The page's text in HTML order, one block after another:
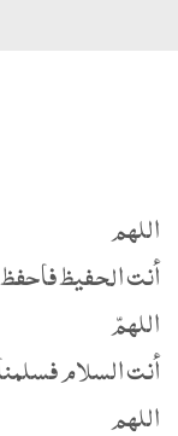
اللهم
أنت الحفيظ فاحفظ
اللهمّ
أنت السلام
اللهم